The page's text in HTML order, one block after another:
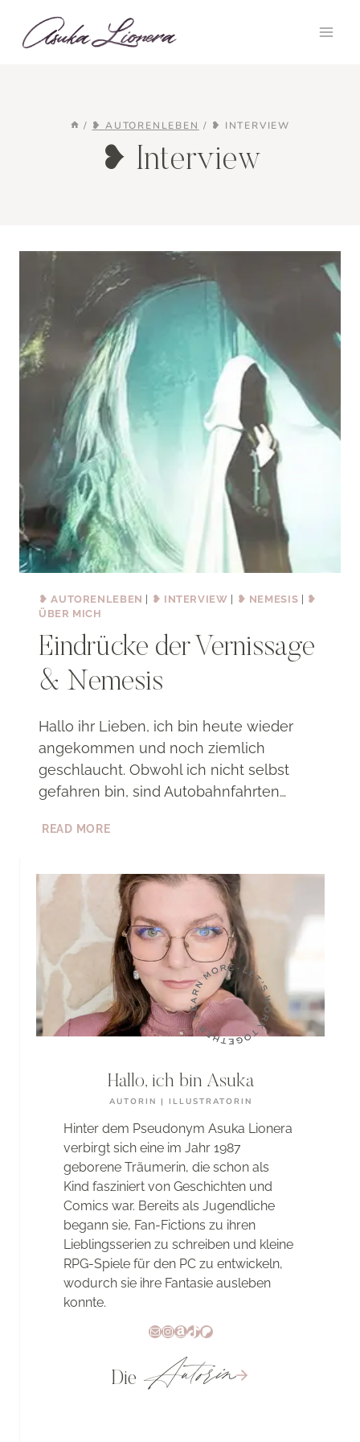
Inhalt
springen
/ ❥ AUTORENLEBEN / ❥ INTERVIEW
❥ Interview
❥ AUTORENLEBEN ❥ INTERVIEW ❥ NEMESIS
❥
ÜBER MICH
Eindrücke der Vernissage
& Nemesis
Hallo ihr Lieben, ich bin heute wieder
angekommen und noch ziemlich
geschlaucht. Obwohl ich nicht selbst
gefahren bin, sind Autobahnfahrten…
READ MOREEINDRÜCKE
&
NEMESIS
Hallo, ich bin Asuka
AUTORIN | ILLUSTRATORIN
Hinter dem Pseudonym Asuka Lionera
verbirgt sich eine im Jahr 1987
geborene Träumerin, die schon als
Kind fasziniert von Geschichten und
Comics war. Bereits als Jugendliche
begann sie, Fan-Fictions zu ihren
Lieblingsserien zu schreiben und kleine
RPG-Spiele für den PC zu entwickeln,
wodurch sie ihre Fantasie ausleben
konnte.
E-MailInstagram
Amazon
TikTok
Patreon
Die Autorin